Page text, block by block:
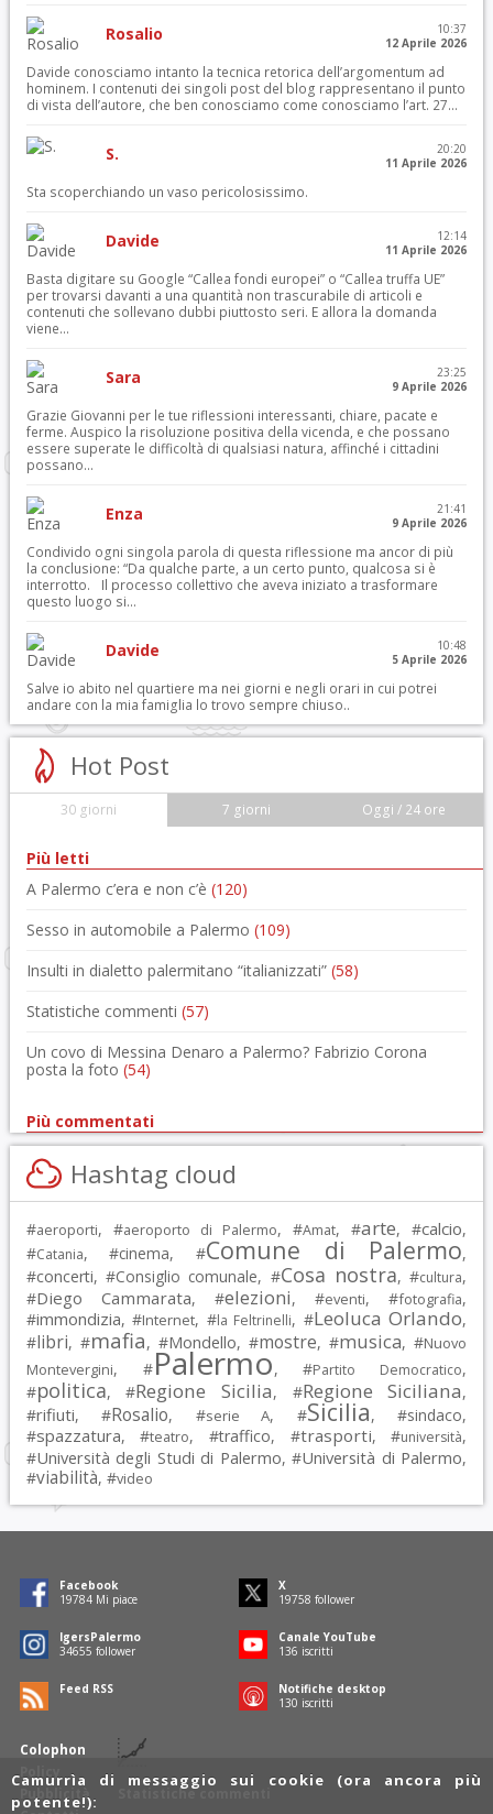
Rosalio
10:37
12 Aprile 2026
Davide conosciamo intanto la tecnica retorica dell’argomentum ad
hominem. I contenuti dei singoli post del blog rappresentano il punto
di vista dell’autore, che ben conosciamo come conosciamo l’art. 27...
S.
20:20
11 Aprile 2026
Sta scoperchiando un vaso pericolosissimo.
Davide
12:14
11 Aprile 2026
Basta digitare su Google “Callea fondi europei” o “Callea truffa UE”
per trovarsi davanti a una quantità non trascurabile di articoli e
contenuti che sollevano dubbi piuttosto seri. E allora la domanda
viene...
Sara
23:25
9 Aprile 2026
Grazie Giovanni per le tue riflessioni interessanti, chiare, pacate e
ferme. Auspico la risoluzione positiva della vicenda, e che possano
essere superate le difficoltà di qualsiasi natura, affinché i cittadini
possano...
Enza
21:41
9 Aprile 2026
Condivido ogni singola parola di questa riflessione ma ancor di più
la conclusione: “Da qualche parte, a un certo punto, qualcosa si è
interrotto. Il processo collettivo che aveva iniziato a trasformare
questo luogo si...
Davide
10:48
5 Aprile 2026
Salve io abito nel quartiere ma nei giorni e negli orari in cui potrei
andare con la mia famiglia lo trovo sempre chiuso..
Hot Post
30 giorni 7 giorni Oggi / 24 ore
Più letti
A Palermo c’era e non c’è (120)
Sesso in automobile a Palermo (109)
Insulti in dialetto palermitano “italianizzati” (58)
Statistiche commenti (57)
Un covo di Messina Denaro a Palermo? Fabrizio Corona
posta la foto (54)
Più commentati
Hashtag cloud
#aeroporti, #aeroporto di Palermo, #Amat, #arte, #calcio,
#Catania, #cinema, #Comune di Palermo,
#concerti, #Consiglio comunale, #Cosa nostra, #cultura,
#Diego Cammarata, #elezioni, #eventi, #fotografia,
#immondizia, #Internet, #la Feltrinelli, #Leoluca Orlando,
#libri, #mafia, #Mondello, #mostre, #musica, #Nuovo
Montevergini, #Palermo, #Partito Democratico,
#politica, #Regione Sicilia, #Regione Siciliana,
#rifiuti, #Rosalio, #serie A, #Sicilia, #sindaco,
#spazzatura, #teatro, #traffico, #trasporti, #università,
#Università degli Studi di Palermo, #Università di Palermo,
#viabilità, #video
Colophon
Policy
Pubblicità
Statistiche commenti
Facebook
19788Mi piace
X
19762 follower
IgersPalermo
34661 follower
Canale YouTube
136 iscritti
Feed RSS
Notifiche desktop
130 iscritti
Camurrìa di messaggio sui cookie (ora ancora più
potente!):